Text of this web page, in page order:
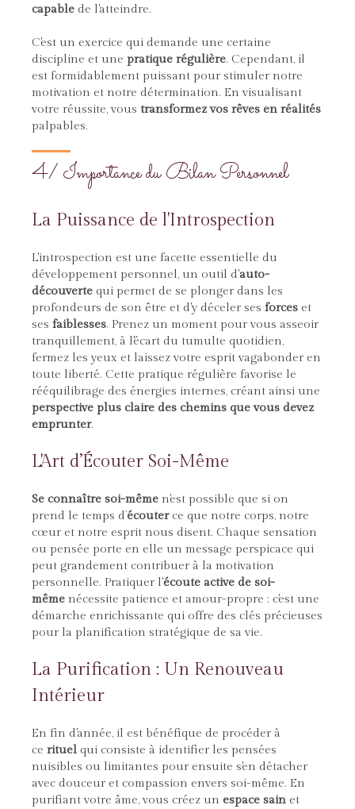
capable de l'atteindre.
C'est un exercice qui demande une certaine
discipline et une pratique régulière. Cependant, il
est formidablement puissant pour stimuler notre
motivation et notre détermination. En visualisant
votre réussite, vous transformez vos rêves en réalités
palpables.
4/ Importance du Bilan Personnel
La Puissance de l'Introspection
L'introspection est une facette essentielle du
développement personnel, un outil d'auto-
découverte qui permet de se plonger dans les
profondeurs de son être et d'y déceler ses forces et
ses faiblesses. Prenez un moment pour vous asseoir
tranquillement, à l'écart du tumulte quotidien,
fermez les yeux et laissez votre esprit vagabonder en
toute liberté. Cette pratique régulière favorise le
rééquilibrage des énergies internes, créant ainsi une
perspective plus claire des chemins que vous devez
emprunter.
L'Art d’Écouter Soi-Même
Se connaître soi-même n'est possible que si on
prend le temps d’écouterce que notre corps, notre
cœur et notre esprit nous disent. Chaque sensation
ou pensée porte en elle un message perspicace qui
peut grandement contribuer à la motivation
personnelle. Pratiquer l'écoute active de soi-
même nécessite patience et amour-propre ; c'est une
démarche enrichissante qui offre des clés précieuses
pour la planification stratégique de sa vie.
La Purification : Un Renouveau
Intérieur
En fin d'année, il est bénéfique de procéder à
ce rituel qui consiste à identifier les pensées
nuisibles ou limitantes pour ensuite s'en détacher
avec douceur et compassion envers soi-même. En
purifiant votre âme, vous créez un espace sain et